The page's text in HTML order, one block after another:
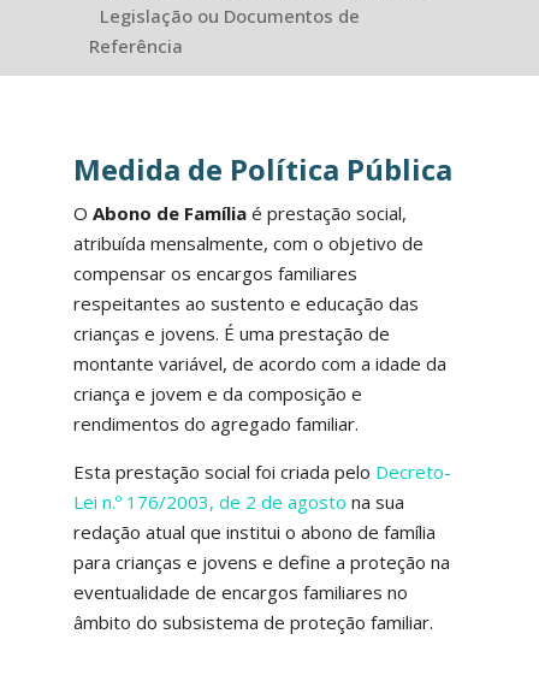
Legislação ou Documentos de
Referência
Medida de Política Pública
O Abono de Famíliaé prestação social,
atribuída mensalmente, com o objetivo de
compensar os encargos familiares
respeitantes ao sustento e educação das
crianças e jovens. É uma prestação de
montante variável, de acordo com a idade da
criança e jovem e da composição e
rendimentos do agregado familiar.
Esta prestação social foi criada pelo Decreto-
Lei n.º 176/2003, de 2 de agosto na sua
redação atual que institui o abono de família
para crianças e jovens e define a proteção na
eventualidade de encargos familiares no
âmbito do subsistema de proteção familiar.